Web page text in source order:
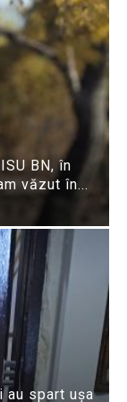
BN, în
văzut în...
au spart ușa